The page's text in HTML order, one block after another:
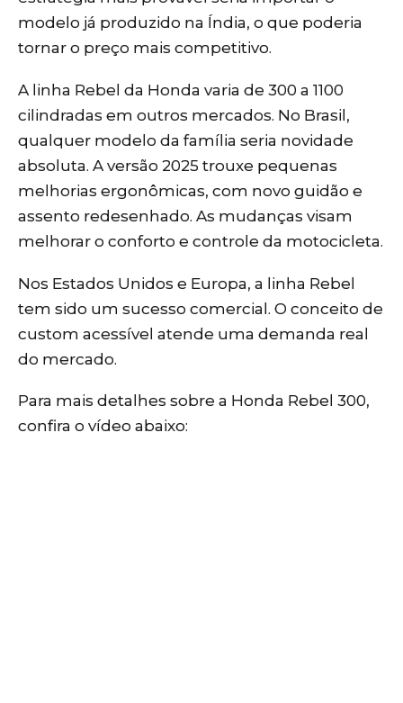
modelo já produzido na Índia, o que poderia
tornar o preço mais competitivo.
A linha Rebel da Honda varia de 300 a 1100
cilindradas em outros mercados. No Brasil,
qualquer modelo da família seria novidade
absoluta. A versão 2025 trouxe pequenas
melhorias ergonômicas, com novo guidão e
assento redesenhado. As mudanças visam
melhorar o conforto e controle da motocicleta.
Nos Estados Unidos e Europa, a linha Rebel
tem sido um sucesso comercial. O conceito de
custom acessível atende uma demanda real
do mercado.
Para mais detalhes sobre a Honda Rebel 300,
confira o vídeo abaixo: